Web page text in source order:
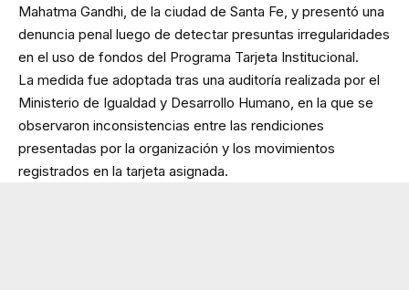
Mahatma Gandhi, de la ciudad de Santa Fe, y presentó una
denuncia penal luego de detectar presuntas irregularidades
en el uso de fondos del Programa Tarjeta Institucional.
La medida fue adoptada tras una auditoría realizada por el
Ministerio de Igualdad y Desarrollo Humano, en la que se
observaron inconsistencias entre las rendiciones
presentadas por la organización y los movimientos
registrados en la tarjeta asignada.